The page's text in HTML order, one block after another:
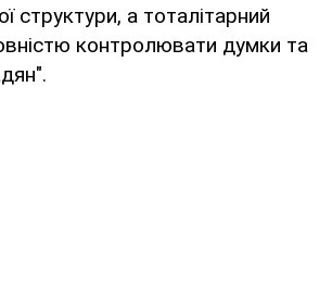
структури, а тоталітарний
контролювати думки та